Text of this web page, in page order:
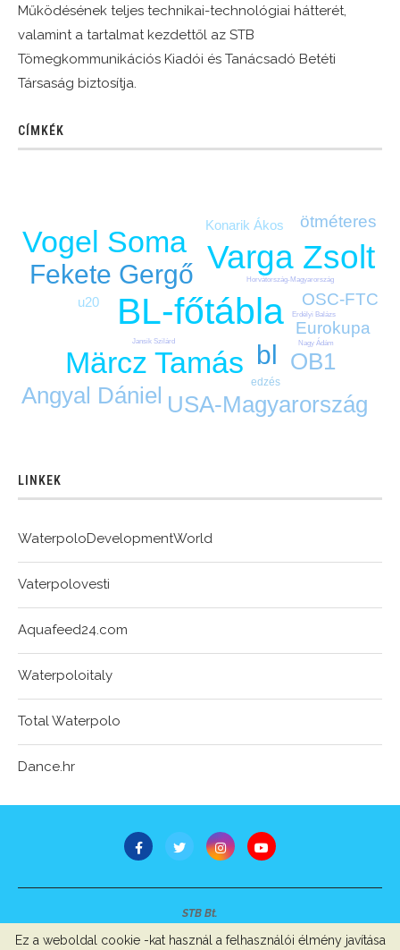
Működésének teljes technikai-technológiai hátterét,
valamint a tartalmat kezdettől az STB
Tömegkommunikációs Kiadói és Tanácsadó Betéti
Társaság biztosítja.
CÍMKÉK
BL-főtábla
Varga Zsolt
Märcz Tamás
Vogel Soma
bl
Fekete Gergő
Angyal Dániel
OB1
USA-Magyarország
Eurokupa
OSC-FTC
ötméteres
Konarik Ákos
u20
edzés
Erdélyi Balázs
Horvátország-Magyarország
Jansik Szilárd Nagy Ádám
LINKEK
WaterpoloDevelopmentWorld
Vaterpolovesti
Aquafeed24.com
Waterpoloitaly
Total Waterpolo
Dance.hr
STB Bt.
Ez a weboldal cookie -kat használ a felhasználói élmény javítása